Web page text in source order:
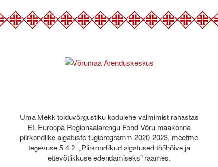
Uma Mekk toiduvõrgustiku kodulehe valmimist rahastas
EL Euroopa Regionaalarengu Fond Võru maakonna
piirkondlike algatuste tugiprogramm 2020-2023, meetme
tegevuse 5.4.2. „Piirkondlikud algatused tööhõive ja
ettevõtlikkuse edendamiseks” raames.